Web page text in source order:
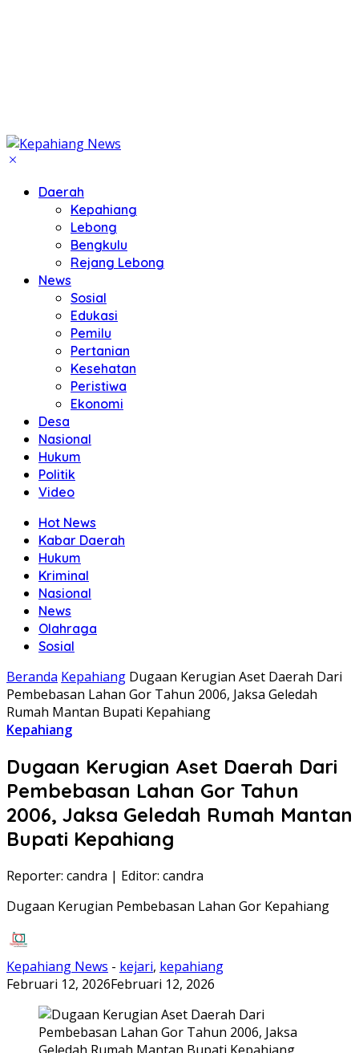
Daerah
Kepahiang
Lebong
Bengkulu
Rejang Lebong
News
Sosial
Edukasi
Pemilu
Pertanian
Kesehatan
Peristiwa
Ekonomi
Desa
Nasional
Hukum
Politik
Video
Hot News
Kabar Daerah
Hukum
Kriminal
Nasional
News
Olahraga
Sosial
Beranda Kepahiang Dugaan Kerugian Aset Daerah Dari
Pembebasan Lahan Gor Tahun 2006, Jaksa Geledah
Rumah Mantan Bupati Kepahiang
Kepahiang
Dugaan Kerugian Aset Daerah Dari
Pembebasan Lahan Gor Tahun
2006, Jaksa Geledah Rumah Mantan
Bupati Kepahiang
Reporter: candra | Editor: candra
Dugaan Kerugian Pembebasan Lahan Gor Kepahiang
Kepahiang News - kejari, kepahiang
Februari 12, 2026Februari 12, 2026